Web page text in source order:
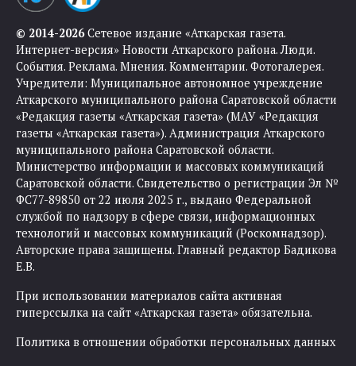
© 2014-2026Сетевое издание «Аткарская газета.
Интернет-версия» Новости Аткарского района. Люди.
События. Реклама. Мнения. Комментарии. Фотогалерея.
Учредители: Муниципальное автономное учреждение
Аткарского муниципального района Саратовской области
«Редакция газеты «Аткарская газета» (МАУ «Редакция
газеты «Аткарская газета»). Администрация Аткарского
муниципального района Саратовской области.
Министерство информации и массовых коммуникаций
Саратовской области. Свидетельство о регистрации Эл №
ФС77-89850 от 22 июля 2025 г., выдано Федеральной
службой по надзору в сфере связи, информационных
технологий и массовых коммуникаций (Роскомнадзор).
Авторские права защищены. Главный редактор Бадикова
Е.В.
При использовании материалов сайта активная
гиперссылка на сайт «Аткарская газета» обязательна.
Политика в отношении обработки персональных данных